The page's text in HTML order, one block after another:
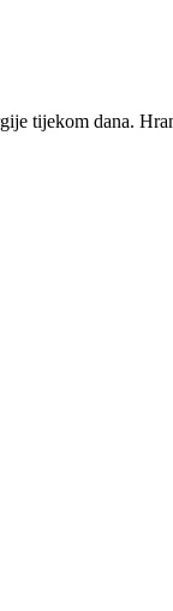
tijekom dana.